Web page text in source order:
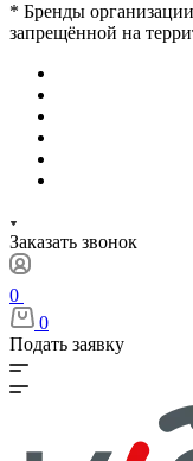
* Бренды
запрещённой на
Заказать звонок
0
0
Подать заявку